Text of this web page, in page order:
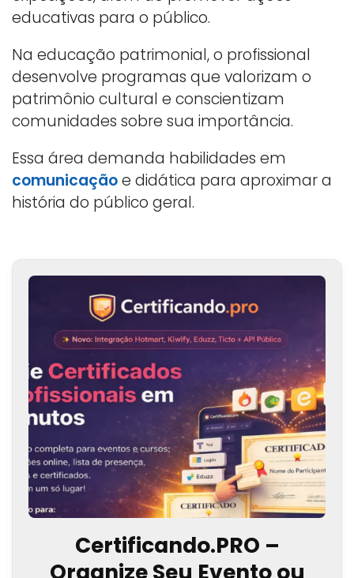
educativas para o público.
Na educação patrimonial, o profissional
desenvolve programas que valorizam o
patrimônio cultural e conscientizam
comunidades sobre sua importância.
Essa área demanda habilidades em
comunicaçãoe didática para aproximar a
história do público geral.
Certificando.PRO –
Organize Seu Evento ou